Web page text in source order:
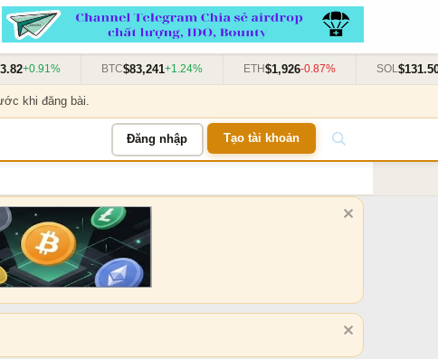
+0.91% BTC$83,241+1.24% ETH$1,926-0.87% SOL$131.50
khi đăng bài.
Đăng nhập Tạo tài khoản